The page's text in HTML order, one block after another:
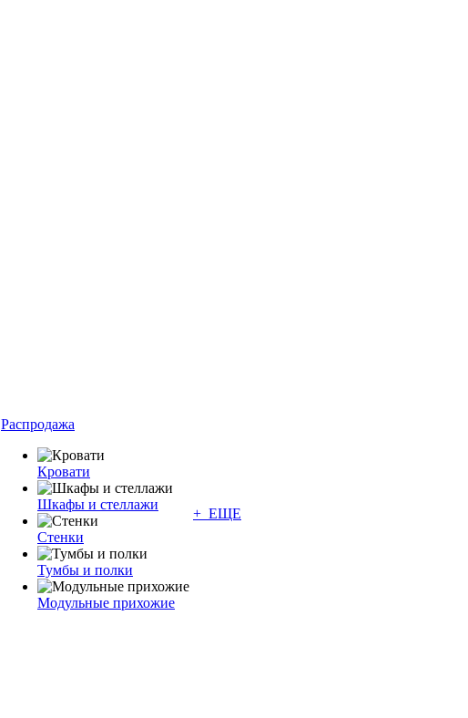
Распродажа
Кровати
Шкафы и стеллажи
Стенки
Тумбы и полки
Модульные прихожие
+ ЕЩЕ